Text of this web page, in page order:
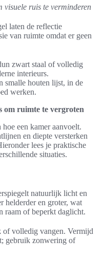
visuele ruis te verminderen
laten de reflectie
van ruimte omdat er geen
zwart staal of volledig
interieurs.
smalle houten lijst, in de
werken.
om ruimte te vergroten
een kamer aanvoelt.
en diepte versterken
lees je praktische
situaties.
natuurlijk licht en
helderder en groter, wat
raam of beperkt daglicht.
of volledig vangen. Vermijd
gebruik zonwering of